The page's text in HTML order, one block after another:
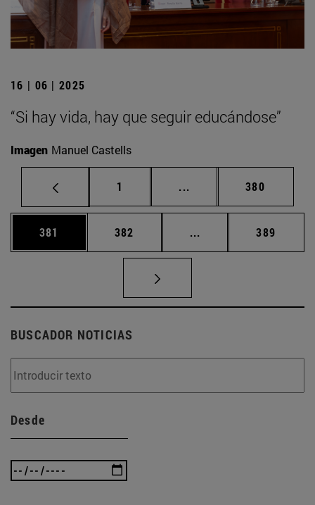
16 | 06 | 2025
“Si hay vida, hay que seguir educándose”
Imagen Manuel Castells
Página
1 ... Páginas intermedias
Página
380
Página
381 Página
382 ... Páginas intermedias
Página
389
BUSCADOR NOTICIAS
Desde